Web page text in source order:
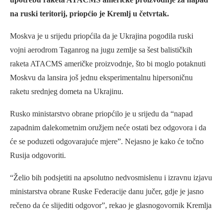
na ruski teritorij, priopćio je Kremlj u četvrtak.
Moskva je u srijedu priopćila da je Ukrajina pogodila ruski
vojni aerodrom Taganrog na jugu zemlje sa šest balističkih
raketa ATACMS američke proizvodnje, što bi moglo potaknuti
Moskvu da lansira još jednu eksperimentalnu hipersoničnu
raketu srednjeg dometa na Ukrajinu.
Rusko ministarstvo obrane priopćilo je u srijedu da “napad
zapadnim dalekometnim oružjem neće ostati bez odgovora i da
će se poduzeti odgovarajuće mjere”. Nejasno je kako će točno
Rusija odgovoriti.
“Želio bih podsjetiti na apsolutno nedvosmislenu i izravnu izjavu
ministarstva obrane Ruske Federacije danu jučer, gdje je jasno
rečeno da će slijediti odgovor”, rekao je glasnogovornik Kremlja